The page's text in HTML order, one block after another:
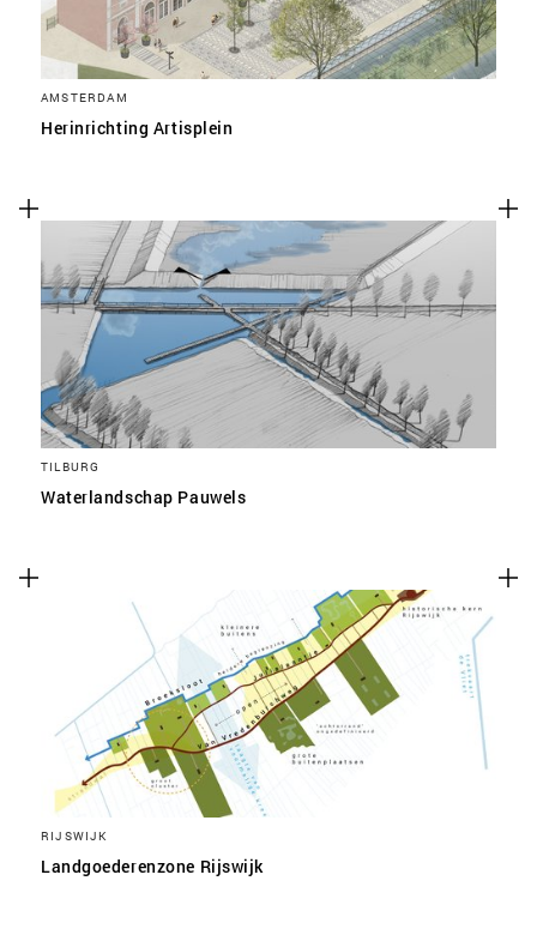
AMSTERDAM
Herinrichting Artisplein
TILBURG
Waterlandschap Pauwels
RIJSWIJK
Landgoederenzone Rijswijk